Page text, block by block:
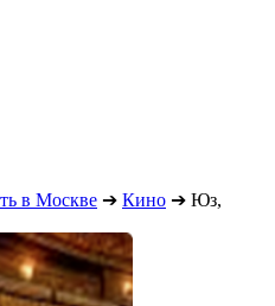
в Москве ➔ Кино ➔ Юз,